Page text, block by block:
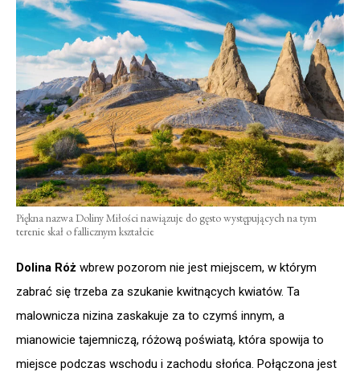
Piękna nazwa Doliny Miłości nawiązuje do gęsto występujących na tym
terenie skał o fallicznym kształcie
Dolina Róż wbrew pozorom nie jest miejscem, w którym
zabrać się trzeba za szukanie kwitnących kwiatów. Ta
malownicza nizina zaskakuje za to czymś innym, a
mianowicie tajemniczą, różową poświatą, która spowija to
miejsce podczas wschodu i zachodu słońca. Połączona jest